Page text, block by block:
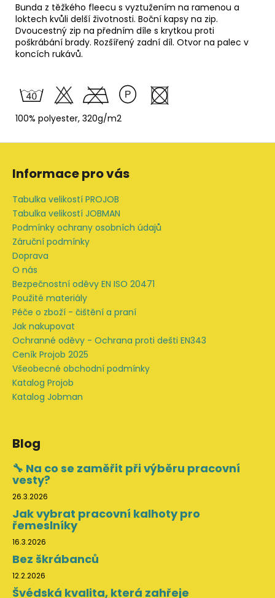
Bunda z těžkého fleecu s vyztužením na ramenou a
loktech kvůli delší životnosti. Boční kapsy na zip.
Dvoucestný zip na předním díle s krytkou proti
poškrábání brady. Rozšířený zadní díl. Otvor na palec v
koncích rukávů.
100% polyester, 320g/m2
Z
Informace pro vás
Tabulka velikostí PROJOB
Tabulka velikostí JOBMAN
Podmínky ochrany osobních údajů
Záruční podmínky
Doprava
O nás
Bezpečnostní oděvy EN ISO 20471
Použité materiály
Péče o zboží - čištění a praní
Jak nakupovat
Ochranné oděvy - Ochrana proti dešti EN343
Ceník Projob 2025
Všeobecné obchodní podmínky
Katalog Projob
Katalog Jobman
Blog
🔧 Na co se zaměřit při výběru pracovní
vesty?
26.3.2026
Jak vybrat pracovní kalhoty pro
řemeslníky
16.3.2026
Bez škrábanců
12.2.2026
Švédská kvalita, která zahřeje